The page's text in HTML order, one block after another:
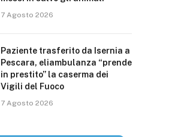
7 Agosto 2026
Paziente trasferito da Isernia a
Pescara, eliambulanza “prende
in prestito” la caserma dei
Vigili del Fuoco
7 Agosto 2026